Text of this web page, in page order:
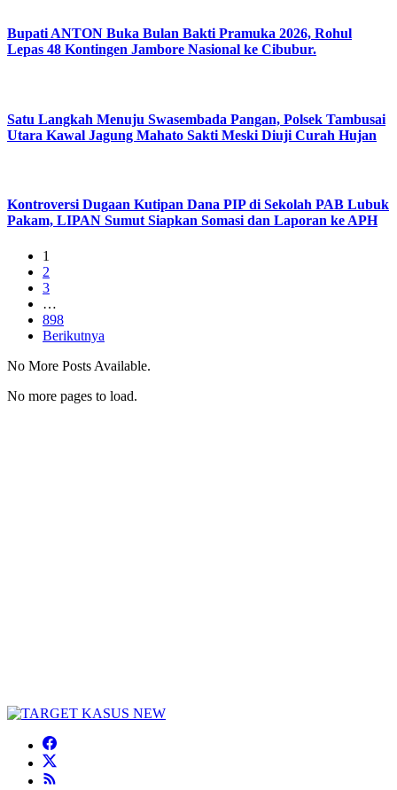
Bupati ANTON Buka Bulan Bakti Pramuka 2026, Rohul
Lepas 48 Kontingen Jambore Nasional ke Cibubur.
Satu Langkah Menuju Swasembada Pangan, Polsek Tambusai
Utara Kawal Jagung Mahato Sakti Meski Diuji Curah Hujan
Kontroversi Dugaan Kutipan Dana PIP di Sekolah PAB Lubuk
Pakam, LIPAN Sumut Siapkan Somasi dan Laporan ke APH
1
2
3
…
898
Berikutnya
No More Posts Available.
No more pages to load.